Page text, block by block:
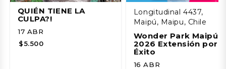
QUIÉN TIENE LA
CULPA?!
17 ABR
$5.500
Longitudinal 4437,
Maipú, Maipu, Chile
Wonder Park Maipú
2026 Extensión por
Éxito
16 ABR